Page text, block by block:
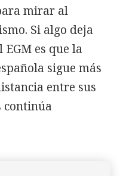
mirar al
Si algo deja
es que la
sigue más
entre sus
continúa